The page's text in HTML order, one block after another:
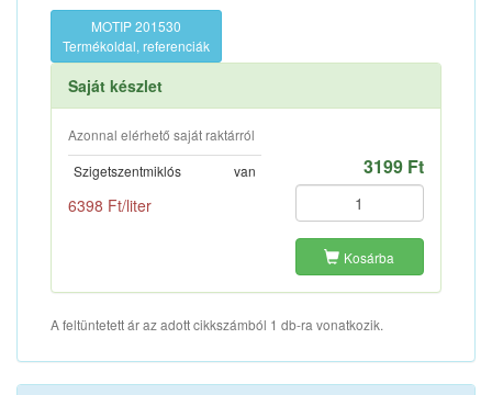
MOTIP 201530
Termékoldal, referenciák
Saját készlet
Azonnal elérhető saját raktárról
Szigetszentmiklós
van
6398 Ft/liter
3199 Ft
Kosárba
A feltüntetett ár az adott cikkszámból 1 db-ra vonatkozik.